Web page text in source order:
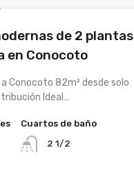
de 2 plantas
en Conocoto
Conocoto 82m² desde solo
Ideal…
Cuartos de baño
2 1/2